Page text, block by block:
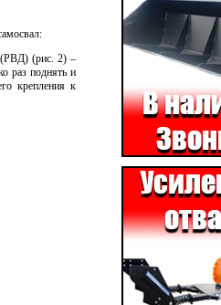
(РВД) (рис. 2) –
раз поднять и
крепления к